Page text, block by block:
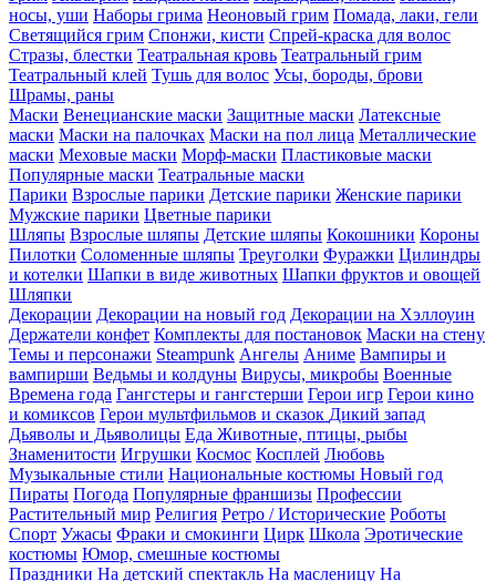
носы, уши Наборы грима Неоновый грим Помада, лаки, гели
Светящийся грим Спонжи, кисти Спрей-краска для волос
Стразы, блестки Театральная кровь Театральный грим
Театральный клей Тушь для волос Усы, бороды, брови
Шрамы, раны
Маски Венецианские маски Защитные маски Латексные
маски Маски на палочках Маски на пол лица Металлические
маски Меховые маски Морф-маски Пластиковые маски
Популярные маски Театральные маски
Парики Взрослые парики Детские парики Женские парики
Мужские парики Цветные парики
Шляпы Взрослые шляпы Детские шляпы Кокошники Короны
Пилотки Соломенные шляпы Треуголки Фуражки Цилиндры
и котелки Шапки в виде животных Шапки фруктов и овощей
Шляпки
Декорации Декорации на новый год Декорации на Хэллоуин
Держатели конфет Комплекты для постановок Маски на стену
Темы и персонажи Steampunk Ангелы Аниме Вампиры и
вампирши Ведьмы и колдуны Вирусы, микробы Военные
Времена года Гангстеры и гангстерши Герои игр Герои кино
и комиксов Герои мультфильмов и сказок Дикий запад
Дьяволы и Дьяволицы Еда Животные, птицы, рыбы
Знаменитости Игрушки Космос Косплей Любовь
Музыкальные стили Национальные костюмы Новый год
Пираты Погода Популярные франшизы Профессии
Растительный мир Религия Ретро / Исторические Роботы
Спорт Ужасы Фраки и смокинги Цирк Школа Эротические
костюмы Юмор, смешные костюмы
Праздники На детский спектакль На масленицу На